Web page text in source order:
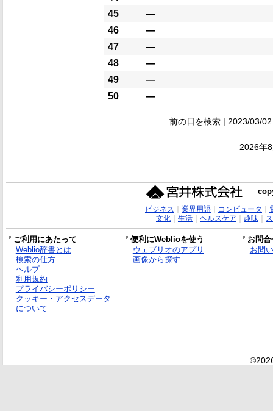
45
―
46
―
47
―
48
―
49
―
50
―
前の日を検索 | 2023/03/
2026年
ビジネス 業界用語｜ コンピュータ
文化｜ 生活｜ ヘルスケア 趣味｜
ご利用にあたって 便利にWeblioを使う
お問
Weblio辞書とは
検索の仕方
ヘルプ
利用規約
プライバシーポリシー
クッキー・アクセスデータ
について
ウェブリオのアプリ
画像から探す
お問